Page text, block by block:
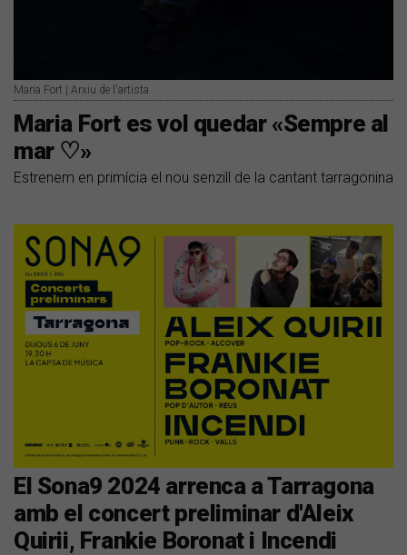
Maria Fort | Arxiu de l'artista
Maria Fort es vol quedar «Sempre al
mar ♡»
Estrenem en primícia el nou senzill de la cantant tarragonina
El Sona9 2024 arrenca a Tarragona
amb el concert preliminar d'Aleix
Quirii, Frankie Boronat i Incendi